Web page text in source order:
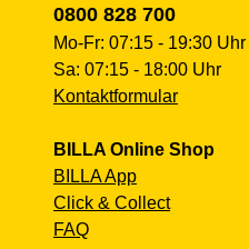
0800 828 700
Mo-Fr: 07:15 - 19:30 Uhr
Sa: 07:15 - 18:00 Uhr
Kontaktformular
BILLA Online Shop
BILLA App
Click & Collect
FAQ